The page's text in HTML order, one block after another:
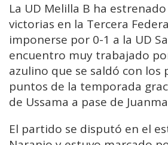
La UD Melilla B ha
victorias en la Tercera
imponerse por 0-1 a la UD
encuentro muy trabajado
azulino que se saldó con los
puntos de la temporada
de Ussama a pase de
El partido se disputó en el